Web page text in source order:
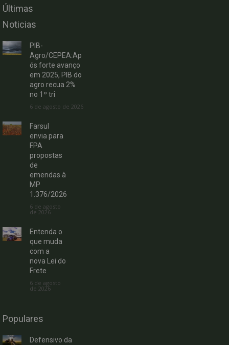
Últimas
Noticias
PIB-
Agro/CEPEA:Ap
ós forte avanço
em 2025, PIB do
agro recua 2%
no 1º tri
6 de agosto de 2026
Farsul
envia para
FPA
propostas
de
emendas à
MP
1.376/2026
6 de agosto
de 2026
Entenda o
que muda
com a
nova Lei do
Frete
6 de agosto
de 2026
Populares
Defensivo da